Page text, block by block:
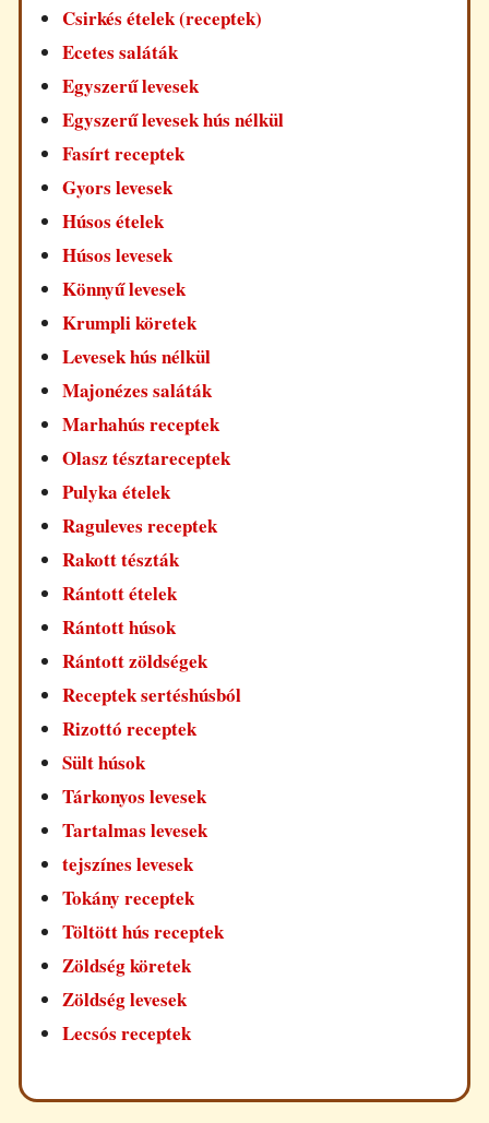
Csirkés ételek (receptek)
Ecetes saláták
Egyszerű levesek
Egyszerű levesek hús nélkül
Fasírt receptek
Gyors levesek
Húsos ételek
Húsos levesek
Könnyű levesek
Krumpli köretek
Levesek hús nélkül
Majonézes saláták
Marhahús receptek
Olasz tésztareceptek
Pulyka ételek
Raguleves receptek
Rakott tészták
Rántott ételek
Rántott húsok
Rántott zöldségek
Receptek sertéshúsból
Rizottó receptek
Sült húsok
Tárkonyos levesek
Tartalmas levesek
tejszínes levesek
Tokány receptek
Töltött hús receptek
Zöldség köretek
Zöldség levesek
Lecsós receptek